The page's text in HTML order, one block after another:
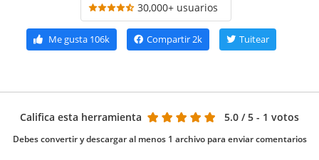
30,000+ usuarios
Me gusta106k Compartir2k Tuitear
Califica esta herramienta 5.0 / 5 - 1 votos
Debes convertir y descargar al menos 1 archivo para enviar comentarios